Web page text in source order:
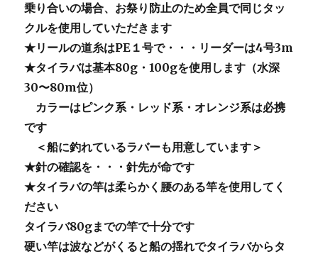
乗り合いの場合、お祭り防止のため全員で同じタッ
クルを使用していただきます
★リールの道糸はPE１号で・・・リーダーは4号3m
★タイラバは基本80g・100gを使用します（水深
30〜80m位）
カラーはピンク系・レッド系・オレンジ系は必携
です
＜船に釣れているラバーも用意しています＞
★針の確認を・・・針先が命です
★タイラバの竿は柔らかく腰のある竿を使用してく
ださい
タイラバ80gまでの竿で十分です
硬い竿は波などがくると船の揺れでタイラバからタ